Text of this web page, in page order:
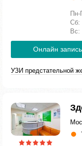
Пн-
Сб:
Вс:
Онлайн запись
УЗИ предстательной